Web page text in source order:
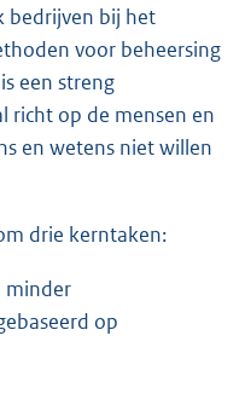
bedrijven bij het
voor beheersing
een streng
richt op de mensen en
en wetens niet willen
drie kerntaken:
minder
op